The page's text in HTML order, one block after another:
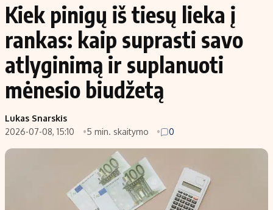
Aplinka
Verslas
Energetika
Ekonomika
Politika
Įmonės
Žemės ūkis
Technologijos
Laisvalaikis
Saulės elektrinės
Nedarbo išmokos skaičiuoklė
Indėliai
Indėlių skaičiuoklė
Kiek pinigų iš tiesų lieka į
rankas: kaip suprasti savo
atlyginimą ir suplanuoti
mėnesio biudžetą
Lukas Snarskis
2026-07-08, 15:10
5 min. skaitymo 0